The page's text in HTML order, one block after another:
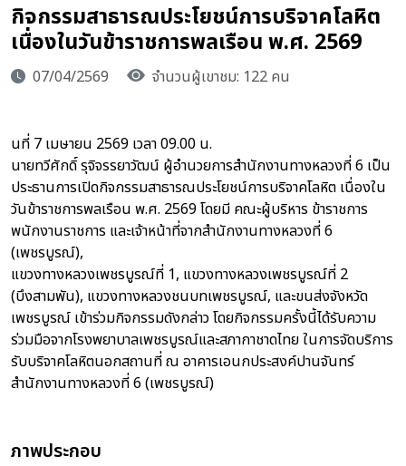
กิจกรรมสาธารณประโยชน์การบริจาคโลหิต
เนื่องในวันข้าราชการพลเรือน พ.ศ. 2569
07/04/2569 จำนวนผู้เขาชม: 122 คน
นที่ 7 เมษายน 2569 เวลา 09.00 น.
นายทวีศักดิ์ รุจิจรรยาวัฒน์ ผู้อำนวยการสำนักงานทางหลวงที่ 6 เป็น
ประธานการเปิดกิจกรรมสาธารณประโยชน์การบริจาคโลหิต เนื่องใน
วันข้าราชการพลเรือน พ.ศ. 2569 โดยมี คณะผู้บริหาร ข้าราชการ
พนักงานราชการ และเจ้าหน้าที่จากสำนักงานทางหลวงที่ 6
(เพชรบูรณ์),
แขวงทางหลวงเพชรบูรณ์ที่ 1, แขวงทางหลวงเพชรบูรณ์ที่ 2
(บึงสามพัน), แขวงทางหลวงชนบทเพชรบูรณ์, และขนส่งจังหวัด
เพชรบูรณ์ เข้าร่วมกิจกรรมดังกล่าว โดยกิจกรรมครั้งนี้ได้รับความ
ร่วมมือจากโรงพยาบาลเพชรบูรณ์และสภากาชาดไทย ในการจัดบริการ
รับบริจาคโลหิตนอกสถานที่ ณ อาคารเอนกประสงค์ปานจันทร์
สำนักงานทางหลวงที่ 6 (เพชรบูรณ์)
ภาพประกอบ